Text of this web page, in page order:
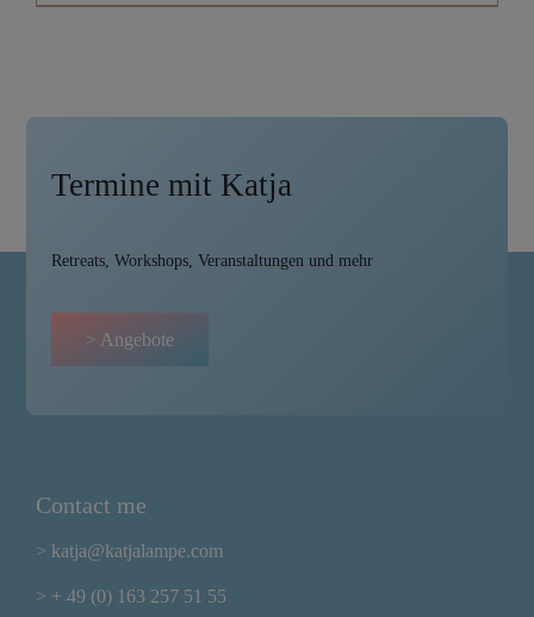
Termine mit Katja
Retreats, Workshops, Veranstaltungen und mehr
> Angebote
Contact me
> katja@katjalampe.com
> + 49 (0) 163 257 51 55